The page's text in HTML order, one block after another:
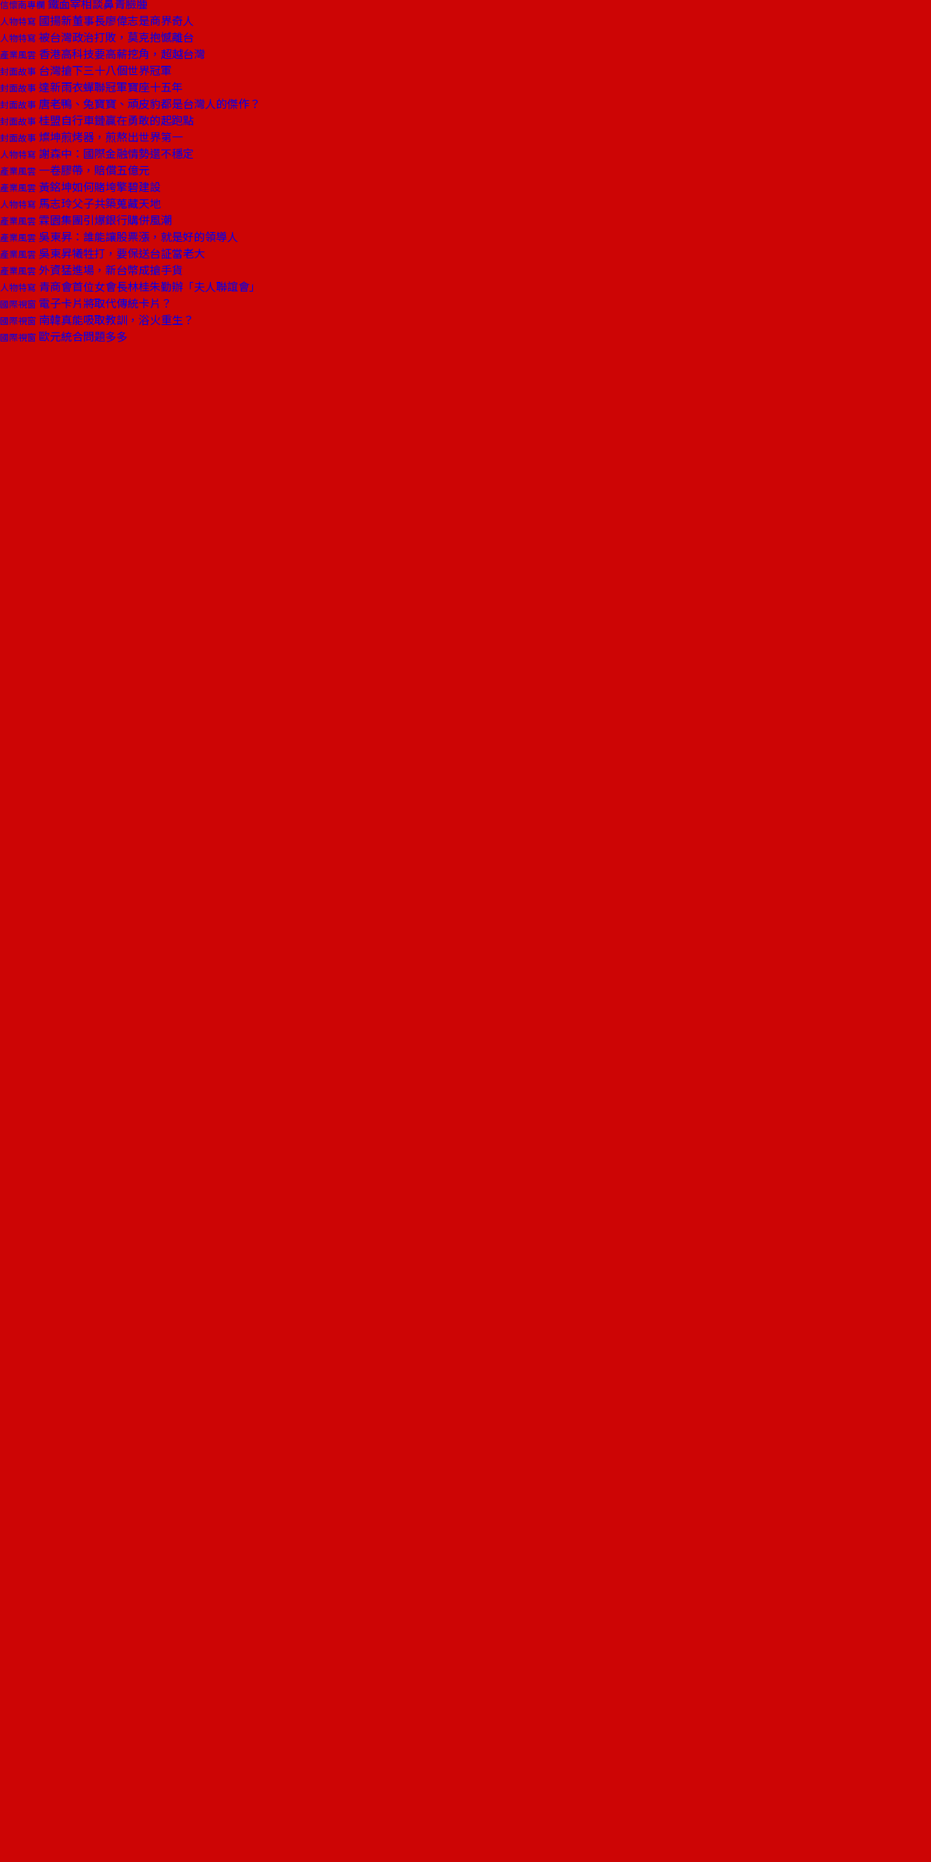
信懷南專欄 鐵面宰相談鼻青臉腫
人物特寫 國揚新董事長廖偉志是商界奇人
人物特寫 被台灣政治打敗，莫克抱憾離台
產業風雲 香港高科技要高薪挖角，超越台灣
封面故事 台灣搶下三十八個世界冠軍
封面故事 達新雨衣蟬聯冠軍寶座十五年
封面故事 唐老鴨、兔寶寶、頑皮豹都是台灣人的傑作？
封面故事 桂盟自行車鏈贏在勇敢的起跑點
封面故事 燦坤煎烤器，煎熬出世界第一
人物特寫 謝森中：國際金融情勢還不穩定
產業風雲 一卷膠帶，賠償五億元
產業風雲 黃銘坤如何賭垮擎碧建設
人物特寫 馬志玲父子共築蒐藏天地
產業風雲 霖園集團引爆銀行購併風潮
產業風雲 吳東昇：誰能讓股票漲，就是好的領導人
產業風雲 吳東昇犧牲打，要保送台証當老大
產業風雲 外資猛進場，新台幣成搶手貨
人物特寫 青商會首位女會長林桂朱勤辦「夫人聯誼會」
國際視窗 電子卡片將取代傳統卡片？
國際視窗 南韓真能吸取教訓，浴火重生？
國際視窗 歐元統合問題多多